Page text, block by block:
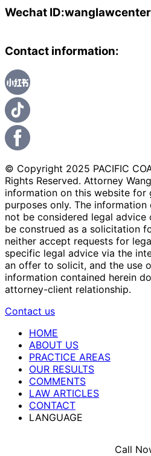
Wechat ID:wanglawcenter
Contact information:
© Copyright 2025 PACIFIC
Rights Reserved. Attorney
information on this website for
purposes only. The
not be considered legal advice
be construed as a solicitation
neither accept requests for
specific legal advice via the
an offer to solicit, and the use
information contained herein
attorney-client relationship.
Contact us
HOME
ABOUT US
PRACTICE AREAS
OUR RESULTS
COMMENTS
LAW ARTICLES
CONTACT
LANGUAGE
Call